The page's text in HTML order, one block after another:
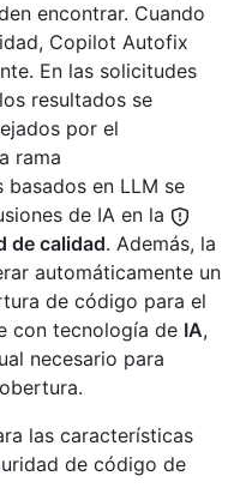
encontrar. Cuando
Copilot Autofix
En las solicitudes
resultados se
por el
rama
en LLM se
de IA en la
de calidad. Además, la
automáticamente un
de código para el
con tecnología de IA,
necesario para
las características
de código de